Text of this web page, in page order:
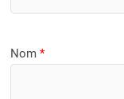
Nom*